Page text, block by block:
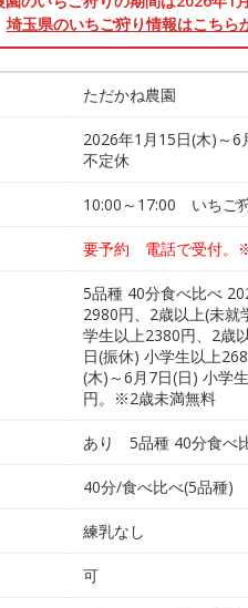
埼玉県のいちご狩り情報はこちら
ただかね農園
2026年1月15日(木)～6
不定休
10:00～17:00 いちご
要予約 電話で受付。
5品種 40分食べ比べ
2980円、2歳以上(未
学生以上2380円、2歳
日(振休) 小学生以上
(木)～6月7日(日) 小学
円。※2歳未満無料
あり 5品種 40分食べ
40分/食べ比べ(5品種)
練乳なし
可